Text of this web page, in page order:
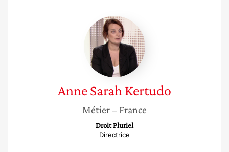
Anne
Sarah
Kertudo
Anne Sarah Kertudo
Métier– France
Droit Pluriel
Directrice